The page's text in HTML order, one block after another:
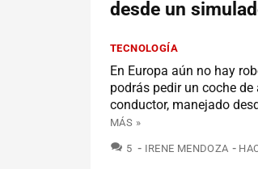
desde un
TECNOLOGÍA
En Europa aún no hay
podrás pedir un coche
conductor, manejado
MÁS »
5 COMENTARIOS
IRENE MENDOZA